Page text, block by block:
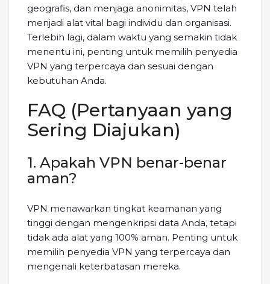
geografis, dan menjaga anonimitas, VPN telah
menjadi alat vital bagi individu dan organisasi.
Terlebih lagi, dalam waktu yang semakin tidak
menentu ini, penting untuk memilih penyedia
VPN yang terpercaya dan sesuai dengan
kebutuhan Anda.
FAQ (Pertanyaan yang
Sering Diajukan)
1. Apakah VPN benar-benar
aman?
VPN menawarkan tingkat keamanan yang
tinggi dengan mengenkripsi data Anda, tetapi
tidak ada alat yang 100% aman. Penting untuk
memilih penyedia VPN yang terpercaya dan
mengenali keterbatasan mereka.